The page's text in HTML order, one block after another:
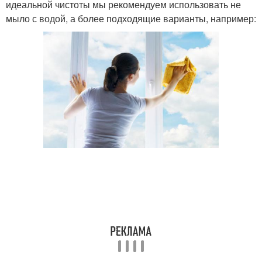
идеальной чистоты мы рекомендуем использовать не
мыло с водой, а более подходящие варианты, например: